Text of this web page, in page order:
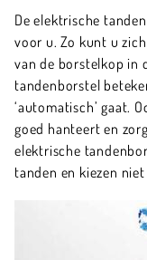
De elektrische
voor u. Zo kunt u
van de borstelkop in
tandenborstel
‘automatisch’ gaat.
goed hanteert en
elektrische
tanden en kiezen